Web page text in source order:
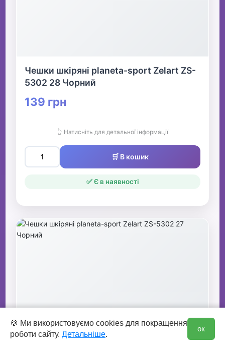
Чешки шкіряні planeta-sport Zelart ZS-
5302 28 Чорний
139 грн
👆 Натисніть для детальної інформації
🛒 В кошик
✅ Є в наявності
Чешки шкіряні planeta-sport Zelart ZS-
5302 27 Чорний
🍪 Ми використовуємо cookies для покращення
роботи сайту. Детальніше.
ок
0